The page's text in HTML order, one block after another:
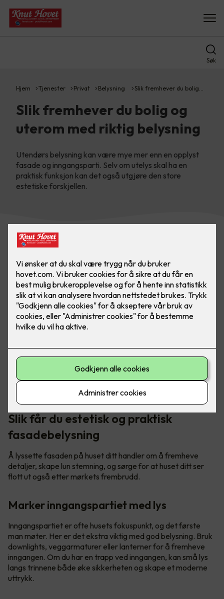
Søk
Hjem Tjenester Privat Belysning Slik fremhever du bolig…
Slik fremhever du bolig og
uterom med riktig belysning
Utendørs belysning kan være mye mer enn en opplyst
fasade og inngangsparti. Selv om utelys skal ha en
praktisk funksjon kan det også utgjøre den store
estetiske forskjellen.
Med god utebelysning ser boligen moderne og innbydende
ut. Det er ikke bare penere å se på, men også en god
investering ved videre salg.
Slik får du estetisk og praktisk
fasadebelysning
Å lyssette fasaden på huset ditt handler om å fremheve
detaljer, skape lun stemning, og sørge for at huset ditt ser
flott ut også etter mørkets frembrudd.
Marker inngangspartiet med lys
Inngangspartiet er ofte husets fokuspunkt, og det første
man møter. Her er det ekstra viktig med god belysning. Bruk
downlights, veggarmaturer eller lanterner for å fremheve
inngangen. Om du har en trapp ved inngangen, kan små lys
langs trinnene både øke sikkerheten og skape et moderne
uttrykk.